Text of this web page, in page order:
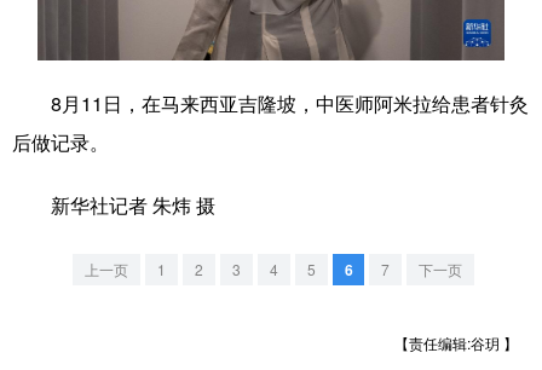
乡村振兴 银龄 溯源中国
彩票
8月11日，在马来西亚吉隆坡，中医师阿米拉给患者针灸
后做记录。
新华社记者 朱炜 摄
上一页 1 2 3 4 5 6 7 下一页
【责任编辑:谷玥 】